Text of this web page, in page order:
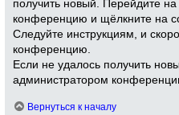
получить новый. Перейдите на
конференцию и щёлкните на
Следуйте инструкциям, и
конференцию.
Если не удалось получить
администратором
Вернуться к началу